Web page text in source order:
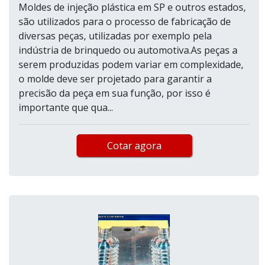
Moldes de injeção plástica em SP e outros estados,
são utilizados para o processo de fabricação de
diversas peças, utilizadas por exemplo pela
indústria de brinquedo ou automotiva.As peças a
serem produzidas podem variar em complexidade,
o molde deve ser projetado para garantir a
precisão da peça em sua função, por isso é
importante que qua...
Cotar agora